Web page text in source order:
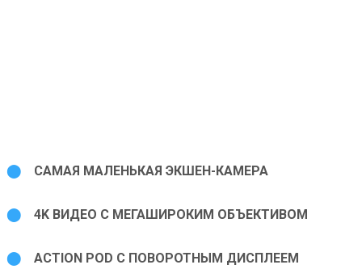
⬤ САМАЯ МАЛЕНЬКАЯ ЭКШЕН-КАМЕРА
⬤ 4K ВИДЕО С МЕГАШИРОКИМ ОБЪЕКТИВОМ
⬤ ACTION POD С ПОВОРОТНЫМ ДИСПЛЕЕМ